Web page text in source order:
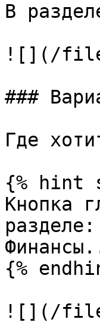
В
![](/
###
Где
{% hint
Кнопка
{%
![](/